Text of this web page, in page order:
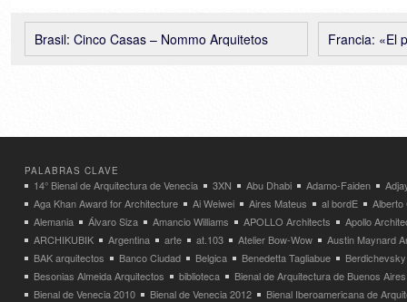
Francia: «El
Brasil: Cinco Casas – Nommo Arquitetos
PALABRAS CLAVE
14° Bienal de Arquitectura de Venecia 3XN Abu Dhabi Adamo-Faiden
Aga Khan Award for Architecture
Ai Weiwei Aires Mateus al bordE
Alberto
Alemania
Álvaro Siza Amancio Williams APOLLO Architects
Apollo
ARCHIKUBIK
Argentina arte at.103 Atelier Bow-Wow
Austin Maynard
BAK arquitectos
Banco Ciudad Belgica Benedetta Tagliabue
Besonias Almeida Arquitectos
biblioteca
Bienal de Arquitectura de Buenos Aires
Bienal de Venecia 2010
Bienal de Venecia 2012
Bienal Iberoamericana de